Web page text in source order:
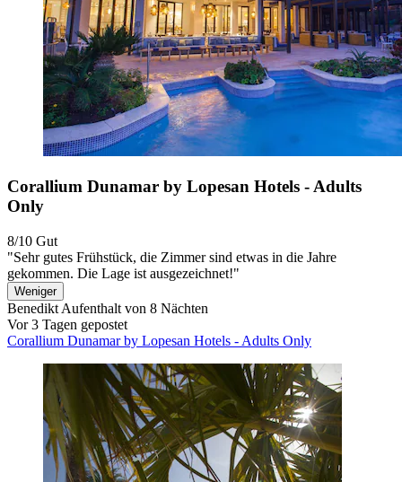
Corallium Dunamar by Lopesan Hotels - Adults
Only
8/10 Gut
"Sehr gutes Frühstück, die Zimmer sind etwas in die Jahre
gekommen. Die Lage ist ausgezeichnet!"
Weniger
Benedikt Aufenthalt von 8 Nächten
Vor 3 Tagen gepostet
Corallium Dunamar by Lopesan Hotels - Adults Only